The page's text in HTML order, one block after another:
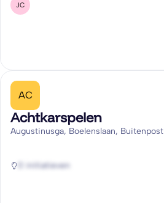
JC
AC
Achtkarspelen
Augustinusga, Boelenslaan, Buitenpost
0 initiatieven